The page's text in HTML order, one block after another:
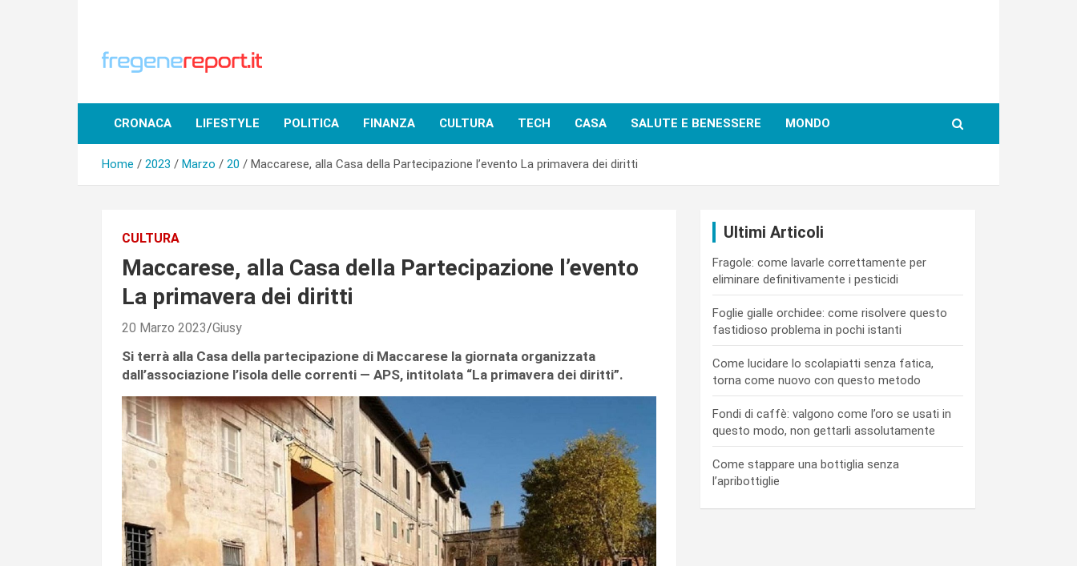
CRONACA LIFESTYLE POLITICA FINANZA CULTURA TECH CASA SALUTE E BENESSERE MONDO
Home 2023 Marzo 20 Maccarese, alla Casa della Partecipazione l’evento La primavera dei diritti
CULTURA
Maccarese, alla Casa della Partecipazione l’evento
La primavera dei diritti
20 Marzo 2023 Giusy
Si terrà alla Casa della partecipazione di Maccarese la giornata organizzata
dall’associazione l’isola delle correnti — APS, intitolata “La primavera dei diritti”.
Ultimi Articoli
Fragole: come lavarle correttamente per
eliminare definitivamente i pesticidi
Foglie gialle orchidee: come risolvere questo
fastidioso problema in pochi istanti
Come lucidare lo scolapiatti senza fatica,
torna come nuovo con questo metodo
Fondi di caffè: valgono come l’oro se usati in
questo modo, non gettarli assolutamente
Come stappare una bottiglia senza
l’apribottiglie